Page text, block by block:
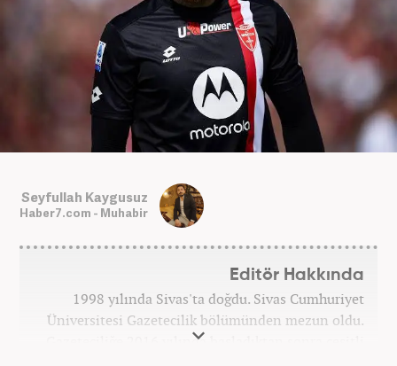
Seyfullah Kaygusuz
Haber7.com - Muhabir
Editör Hakkında
1998 yılında Sivas'ta doğdu. Sivas Cumhuriyet
Üniversitesi Gazetecilik bölümünden mezun oldu.
Gazeteciliğe 2016 yılında başladıktan sonra çeşitli